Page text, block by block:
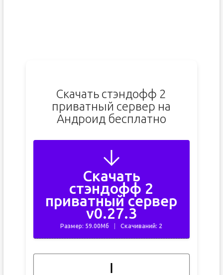
Скачать стэндофф 2
приватный сервер на
Андроид бесплатно
Скачать
стэндофф 2
приватный сервер
v0.27.3
Размер: 59.00Мб Скачиваний: 2